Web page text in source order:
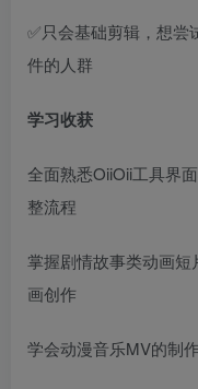
✅只会基础剪辑，想尝
件的人群
学习收获
全面熟悉OiiOii工具界
整流程
掌握剧情故事类动画
画创作
学会动漫音乐MV的制